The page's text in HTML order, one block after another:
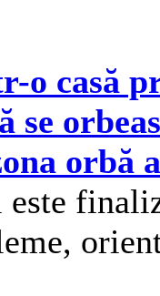
o casă
se
orbă
este